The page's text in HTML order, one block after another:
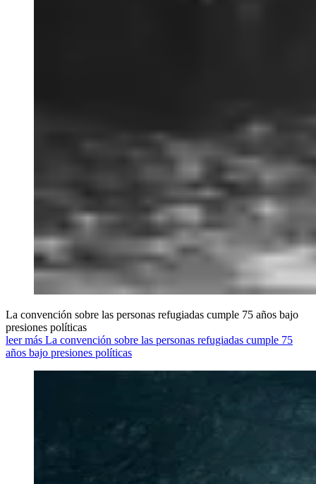
La convención sobre las personas refugiadas cumple 75 años bajo
presiones políticas
leer más La convención sobre las personas refugiadas cumple 75
años bajo presiones políticas